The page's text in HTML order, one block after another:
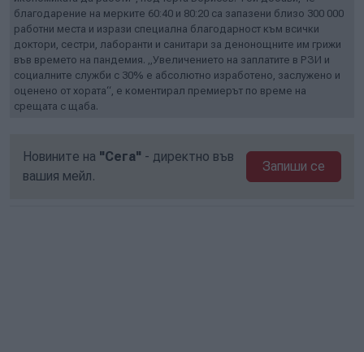
благодарение на мерките 60:40 и 80:20 са запазени близо 300 000
работни места и изрази специална благодарност към всички
доктори, сестри, лаборанти и санитари за денонощните им грижи
във времето на пандемия. „Увеличението на заплатите в РЗИ и
социалните служби с 30% е абсолютно изработено, заслужено и
оценено от хората“, е коментирал премиерът по време на
срещата с щаба.
Новините на "Сега" - директно във
вашия мейл.
Запиши се